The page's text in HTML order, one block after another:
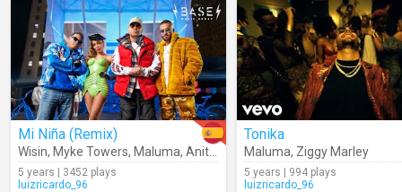
Mi Niña (Remix)
Wisin, Myke Towers, Maluma, Anitta Los Legendarios
5 years | 3452 plays
luizricardo_96
Tonika
Maluma, Ziggy Marley
5 years | 994 plays
luizricardo_96